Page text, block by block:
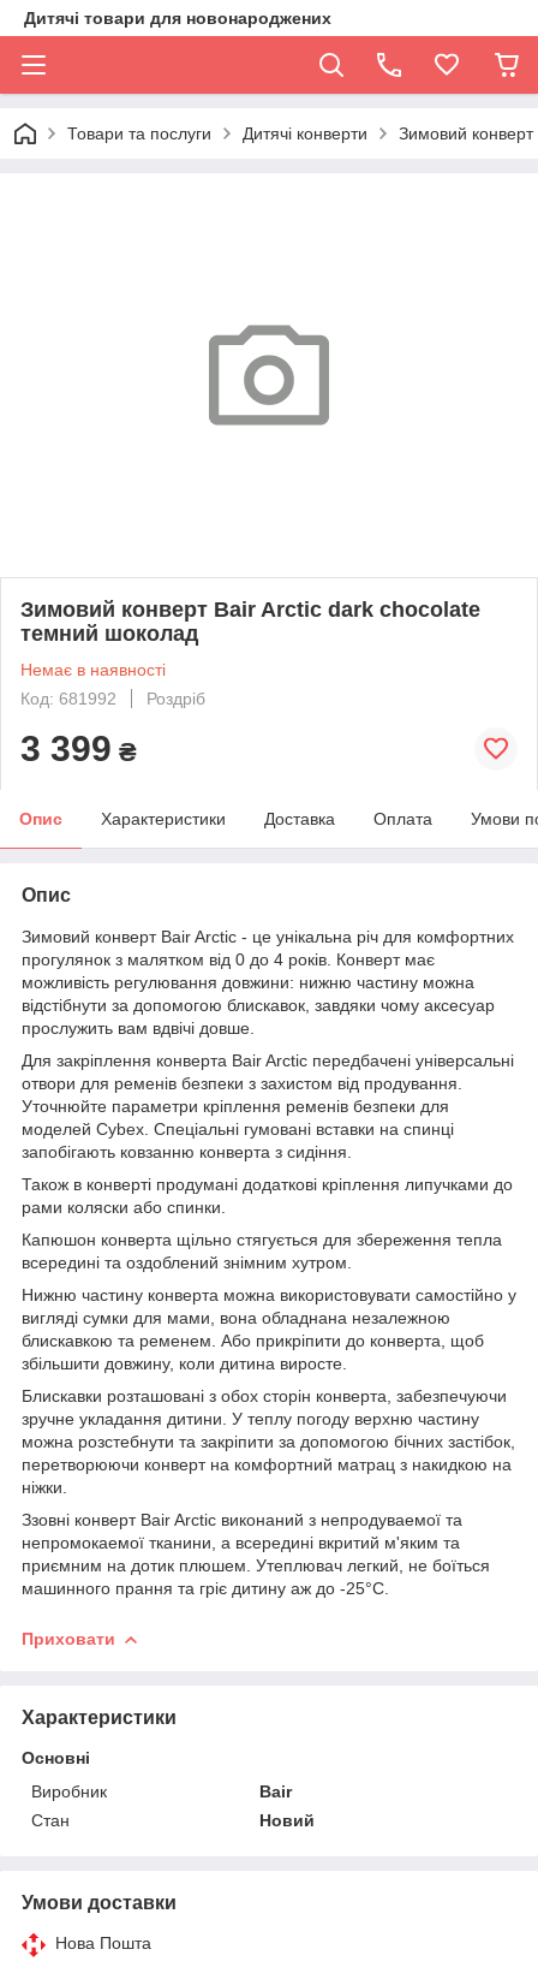
Дитячі товари для новонароджених
Товари та послуги Дитячі конверти Зимовий
Зимовий конверт Bair Arctic dark сhocolate
темний шоколад
Немає в наявності
Код: 681992
Роздріб
3 399 ₴
Опис Характеристики Доставка Оплата Умови
Опис
Зимовий конверт Bair Arctic - це унікальна річ для комфортних
прогулянок з малятком від 0 до 4 років. Конверт має
можливість регулювання довжини: нижню частину можна
відстібнути за допомогою блискавок, завдяки чому аксесуар
прослужить вам вдвічі довше.
Для закріплення конверта Bair Arctic передбачені універсальні
отвори для ременів безпеки з захистом від продування.
Уточнюйте параметри кріплення ременів безпеки для
моделей Cybex. Спеціальні гумовані вставки на спинці
запобігають ковзанню конверта з сидіння.
Також в конверті продумані додаткові кріплення липучками до
рами коляски або спинки.
Капюшон конверта щільно стягується для збереження тепла
всередині та оздоблений знімним хутром.
Нижню частину конверта можна використовувати самостійно у
вигляді сумки для мами, вона обладнана незалежною
блискавкою та ременем. Або прикріпити до конверта, щоб
збільшити довжину, коли дитина виросте.
Блискавки розташовані з обох сторін конверта, забезпечуючи
зручне укладання дитини. У теплу погоду верхню частину
можна розстебнути та закріпити за допомогою бічних застібок,
перетворюючи конверт на комфортний матрац з накидкою на
ніжки.
Ззовні конверт Bair Arctic виконаний з непродуваемої та
непромокаемої тканини, а всередині вкритий м'яким та
приємним на дотик плюшем. Утеплювач легкий, не боїться
машинного прання та гріє дитину аж до -25°C.
Приховати
Характеристики
Основні
Виробник
Bair
Стан
Новий
Умови доставки
Нова Пошта